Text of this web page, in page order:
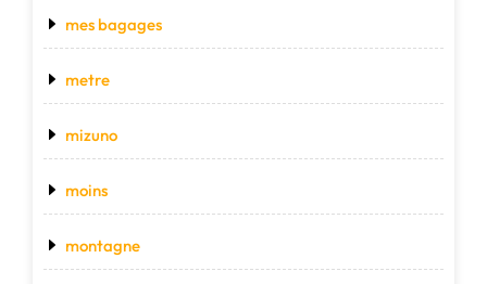
mes bagages
metre
mizuno
moins
montagne